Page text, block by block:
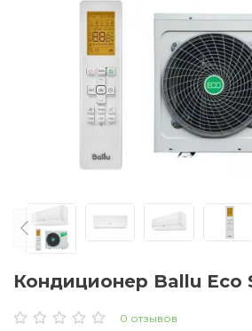
Кондиционер Ballu Eco
0 отзывов